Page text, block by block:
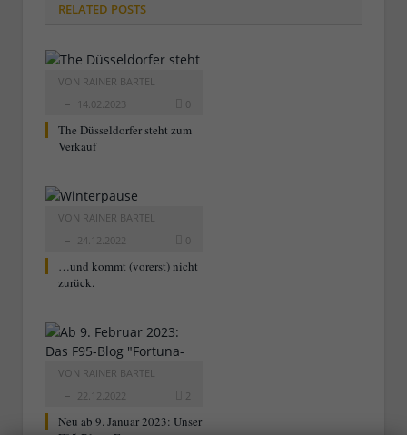
RELATED POSTS
VON RAINER BARTEL
14.02.2023
0
The Düsseldorfer steht zum
Verkauf
VON RAINER BARTEL
24.12.2022
0
…und kommt (vorerst) nicht
zurück.
VON RAINER BARTEL
22.12.2022
2
Neu ab 9. Januar 2023: Unser